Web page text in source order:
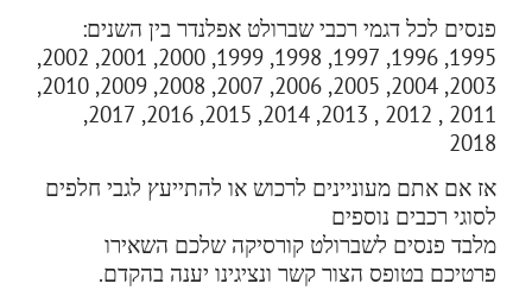
פנסים לכל דגמי רכבי שברולט אפלנדר בין השנים:
1995, 1996, 1997, 1998, 1999, 2000, 2001, 2002,
2003, 2004, 2005, 2006, 2007, 2008, 2009, 2010,
2011 , 2012 , 2013, 2014, 2015, 2016, 2017,
2018
אז אם אתם מעוניינים לרכוש או להתייעץ לגבי חלפים
לסוגי רכבים נוספים
מלבד פנסים לשברולט קורסיקה שלכם השאירו
פרטיכם בטופס הצור קשר ונציגינו יענה בהקדם.